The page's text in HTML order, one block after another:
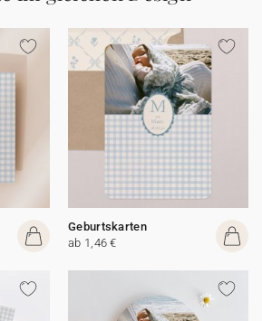
Geburtskarten
ab 1,46 €